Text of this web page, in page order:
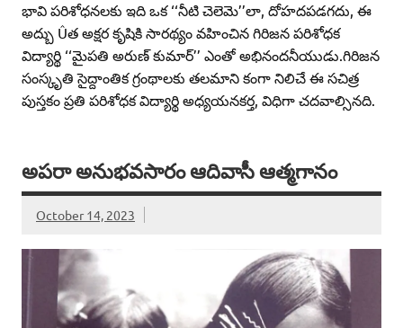
భావి పరిశోధనలకు ఇది ఒక ‘‘నీటి చెలెమె’’లా, దోహదపడగదు, ఈ
అద్బు Ûత అక్షర కృషికి సారథ్యం వహించిన గిరిజన పరిశోధక
విద్యార్థి ‘‘మైపతి అరుణ్‌ కుమార్‌’’ ఎంతో అభినందనీయుడు.గిరిజన
సంస్కృతి సైద్దాంతిక గ్రంథాలకు తలమాని కంగా నిలిచే ఈ సచిత్ర
పుస్తకం ప్రతి పరిశోధక విద్యార్థి అధ్యయనకర్త, విధిగా చదవాల్సినది.
అపరా అనుభవసారం ఆదివాసీ ఆత్మగానం
October 14, 2023